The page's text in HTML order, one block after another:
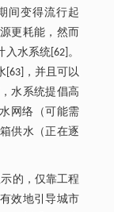
间变得流行起
更耗能，然而
水系统[62]。
[63]，并且可以
水系统提倡高
网络（可能需
供水（正在逐
的，仅靠工程
效地引导城市